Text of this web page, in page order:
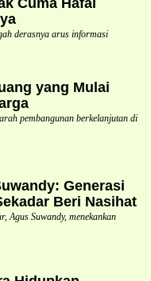
derasnya arus informasi
yang Mulai
pembangunan berkelanjutan di
Generasi
Beri Nasihat
Agus Suwandy, menekankan